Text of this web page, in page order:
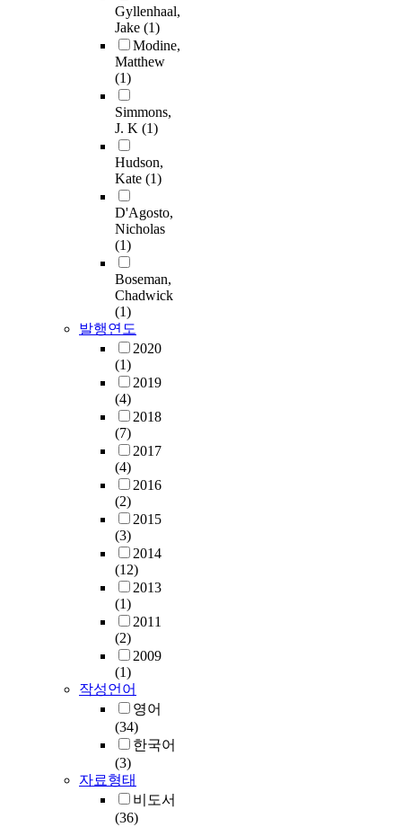
Gyllenhaal,
Jake (1)
Modine,
Matthew
(1)
Simmons,
J. K (1)
Hudson,
Kate (1)
D'Agosto,
Nicholas
(1)
Boseman,
Chadwick
(1)
발행연도
2020
(1)
2019
(4)
2018
(7)
2017
(4)
2016
(2)
2015
(3)
2014
(12)
2013
(1)
2011
(2)
2009
(1)
작성언어
영어
(34)
한국어
(3)
자료형태
비도서
(36)